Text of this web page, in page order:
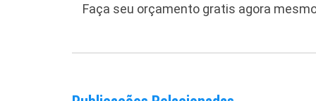
Faça seu orçamento gratis agora